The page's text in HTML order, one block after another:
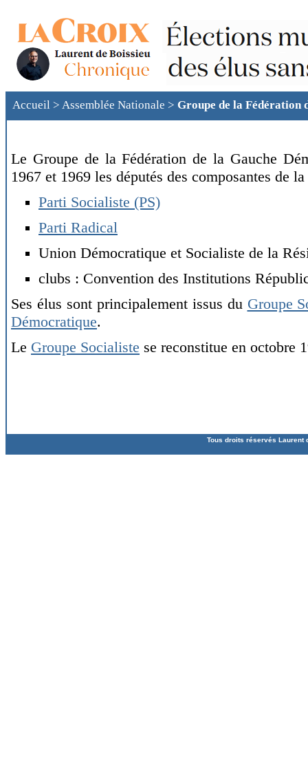
Accueil > Assemblée Nationale > Groupe de la Fédération
Le Groupe de la Fédération de la Gauche
1967 et 1969 les députés des composantes de
Parti Socialiste (PS)
Parti Radical
Union Démocratique et Socialiste de la
clubs : Convention des Institutions
Ses élus sont principalement issus du Groupe
Démocratique.
Le Groupe Socialiste se reconstitue en octobre
Tous droits réservés Laurent